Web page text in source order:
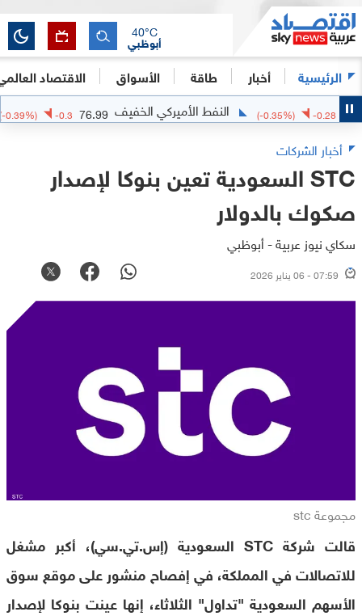
الرئيسية أخبار طاقة الأسواق الاقتصاد
أبوظبي
40°C
-
(-0.35 %) النفط الأميركي الخفيف 76.99
-0.3
(-0.39 %)
أخبار الشركات
STC السعودية تعين بنوكا لإصدار
صكوك بالدولار
سكاي نيوز عربية - أبوظبي
07:59 - 06 يناير 2026
مجموعة stc
قالت شركة STC السعودية (إس.تي.سي)، أكبر مشغل
للاتصالات في المملكة، في إفصاح منشور على موقع سوق
الأسهم السعودية "تداول" الثلاثاء، إنها عينت بنوكا لإصدار